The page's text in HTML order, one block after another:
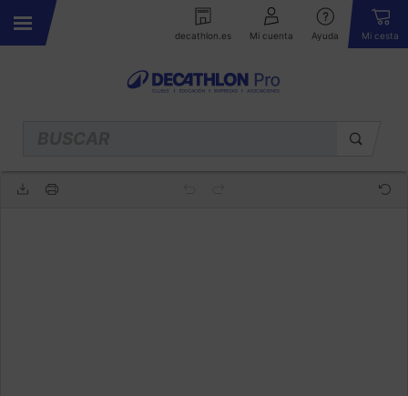
decathlon.es Mi cuenta Ayuda Mi cesta